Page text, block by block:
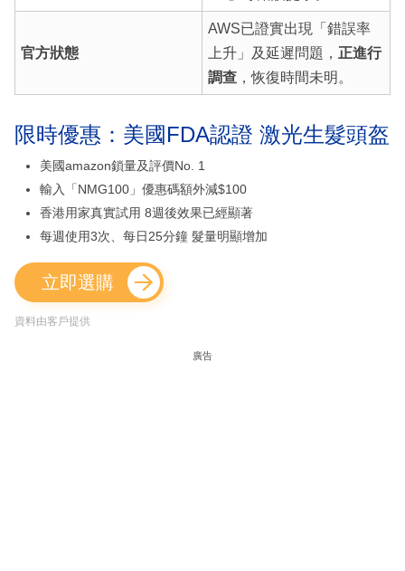
官方狀態
AWS已證實出現「錯誤率
上升」及延遲問題， 正進行
調查，恢復時間未明。
限時優惠：美國FDA認證 激光生髮頭盔
美國amazon鎖量及評價No. 1
輸入「NMG100」優惠碼額外減$100
香港用家真實試用 8週後效果已經顯著
每週使用3次、每日25分鐘 髮量明顯增加
立即選購
資料由客戶提供
廣告